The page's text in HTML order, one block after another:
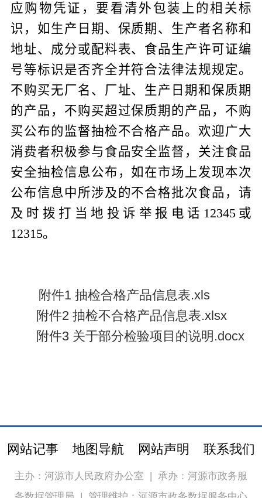
应购物凭证，要看清外包装上的相关标
识，如生产日期、保质期、生产者名称和
地址、成分或配料表、食品生产许可证编
号等标识是否齐全并符合法律法规规定。
不购买无厂名、厂址、生产日期和保质期
的产品，不购买超过保质期的产品，不购
买公布的监督抽检不合格产品。欢迎广大
消费者积极参与食品安全监督，关注食品
安全抽检信息公布，如在市场上发现本次
公布信息中所涉及的不合格批次食品，请
及时拨打当地投诉举报电话 12345或
12315。
附件1 抽检合格产品信息表.xls
附件2 抽检不合格产品信息表.xlsx
附件3 关于部分检验项目的说明.docx
网站记事 地图导航 网站声明 联系我们
主办：河源市人民政府办公室 | 承办：河源市政务服